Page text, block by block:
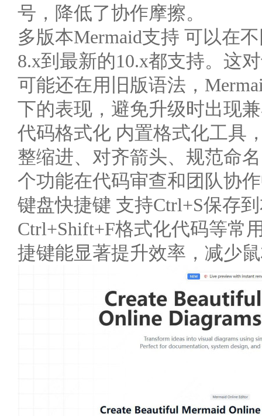
号，降低了协作摩擦。
多版本Mermaid支持 可以在
8.x到最新的10.x都支持。这
可能还在用旧版语法，
下的表现，避免升级时出现
代码格式化 内置格式化工具
整缩进、对齐箭头、规范命
个功能在代码审查和团队协
键盘快捷键 支持Ctrl+S保存
Ctrl+Shift+F格式化代码等常
捷键能显著提升效率，减少